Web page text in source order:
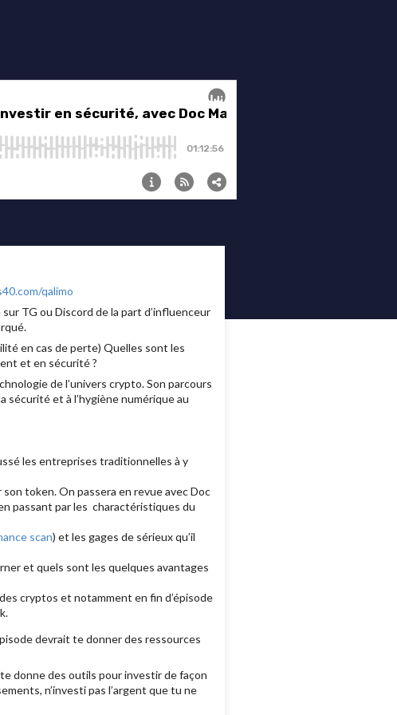
qalimo
TG ou Discord de la part d’influenceur
en cas de perte) Quelles sont les
et en sécurité ?
de l’univers crypto. Son parcours
sécurité et à l’hygiène numérique au
les entreprises traditionnelles à y
token. On passera en revue avec Doc
passant par les charactéristiques du
scan) et les gages de sérieux qu’il
et quels sont les quelques avantages
cryptos et notamment en fin d’épisode
devrait te donner des ressources
donne des outils pour investir de façon
n’investi pas l’argent que tu ne